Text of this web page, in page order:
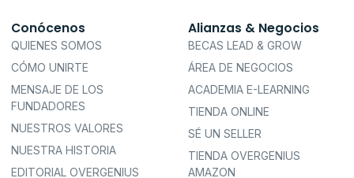
Conócenos
QUIENES SOMOS
CÓMO UNIRTE
MENSAJE DE LOS
FUNDADORES
NUESTROS VALORES
NUESTRA HISTORIA
EDITORIAL OVERGENIUS
Alianzas & Negocios
BECAS LEAD & GROW
ÁREA DE NEGOCIOS
ACADEMIA E-LEARNING
TIENDA ONLINE
SÉ UN SELLER
TIENDA OVERGENIUS
AMAZON